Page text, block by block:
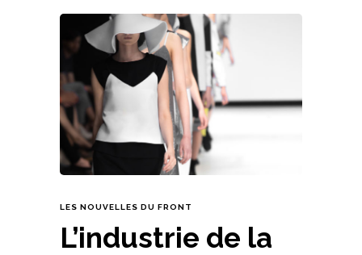
LES NOUVELLES DU FRONT
L’industrie de la